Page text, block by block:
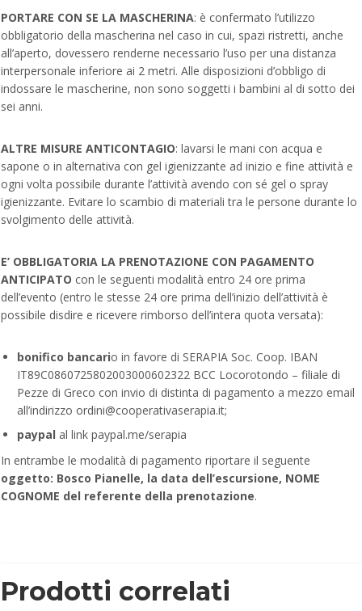
PORTARE CON SE LA MASCHERINA: è confermato l’utilizzo
obbligatorio della mascherina nel caso in cui, spazi ristretti, anche
all’aperto, dovessero renderne necessario l’uso per una distanza
interpersonale inferiore ai 2 metri. Alle disposizioni d’obbligo di
indossare le mascherine, non sono soggetti i bambini al di sotto dei
sei anni.
ALTRE MISURE ANTICONTAGIO: lavarsi le mani con acqua e
sapone o in alternativa con gel igienizzante ad inizio e fine attività e
ogni volta possibile durante l’attività avendo con sé gel o spray
igienizzante. Evitare lo scambio di materiali tra le persone durante lo
svolgimento delle attività.
E’ OBBLIGATORIA LA PRENOTAZIONE CON PAGAMENTO
ANTICIPATO con le seguenti modalità entro 24 ore prima
dell’evento (entro le stesse 24 ore prima dell’inizio dell’attività è
possibile disdire e ricevere rimborso dell’intera quota versata):
bonifico bancario in favore di SERAPIA Soc. Coop. IBAN
IT89C0860725802003000602322 BCC Locorotondo – filiale di
Pezze di Greco con invio di distinta di pagamento a mezzo email
all’indirizzo ordini@cooperativaserapia.it;
paypal al link paypal.me/serapia
In entrambe le modalità di pagamento riportare il seguente
oggetto: Bosco Pianelle, la data dell’escursione, NOME
COGNOME del referente della prenotazione.
Prodotti correlati